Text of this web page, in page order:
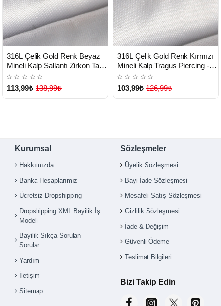
TESLİMAT
316L Çelik Gold Renk Beyaz
Mineli Kalp Sallantı Zirkon Taşlı
Tragus Piercing - Lisinya
113,99₺ 138,99₺
TESLİMAT
316L Çelik Gold Renk Kırmızı
Mineli Kalp Tragus Piercing -
Lisinya
103,99₺ 126,99₺
Kurumsal
Hakkımızda
Banka Hesaplarımız
Ücretsiz Dropshipping
Dropshipping XML Bayilik İş
Modeli
Bayilik Sıkça Sorulan
Sorular
Yardım
İletişim
Sitemap
Sözleşmeler
Üyelik Sözleşmesi
Bayi İade Sözleşmesi
Mesafeli Satış Sözleşmesi
Gizlilik Sözleşmesi
İade & Değişim
Güvenli Ödeme
Teslimat Bilgileri
Bizi Takip Edin